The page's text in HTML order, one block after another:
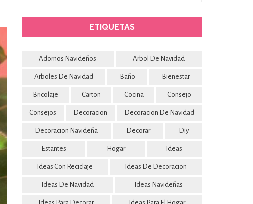
ETIQUETAS
Adornos Navideños Arbol De Navidad
Arboles De Navidad Baño Bienestar
Bricolaje Carton Cocina Consejo
Consejos Decoracion Decoracion De Navidad
Decoracion Navideña Decorar Diy
Estantes Hogar Ideas
Ideas Con Reciclaje Ideas De Decoracion
Ideas De Navidad Ideas Navideñas